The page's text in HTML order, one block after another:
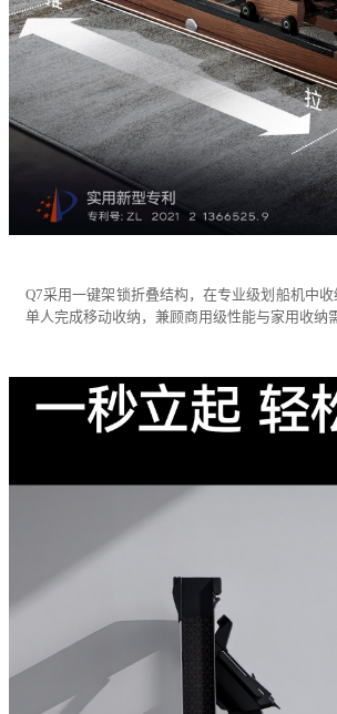
Q7采用一键架锁折叠结构，在专业级划船机中
单人完成移动收纳，兼顾商用级性能与家用收纳